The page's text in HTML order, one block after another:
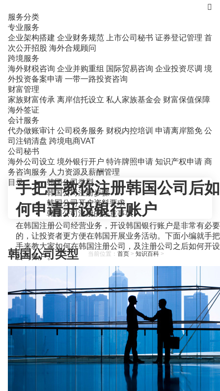

服务分类
专业服务
企业架构搭建 企业财务规范 上市公司秘书 证券登记管理 首
次公开招股 海外合规顾问
跨境服务
海外财税咨询 企业并购重组 国际贸易咨询 企业投资尽调 境
外投资备案申请 一带一路投资咨询
财富管理
家族财富传承 离岸信托设立 私人家族基金会 财富保值保障
海外签证
会计服务
代办做账审计 公司税务服务 财税内控培训 申请离岸豁免 公
司注销清盘 跨境电商VAT
公司秘书
海外公司设立 境外银行开户 特许牌照申请 知识产权申请 商
务咨询服务 人力资源及薪酬管理
当前位置： 首页> 知识百科>
手把手教你注册韩国公司后如
何申请开设银行账户
在韩国注册公司经营业务，开设韩国银行账户是非常有必要
的，让投资者更方便在韩国开展业务活动。下面小编就手把
手来教大家如何在韩国注册公司，及注册公司之后如何开设
公司账户。
目录
韩国公司类型
韩国公司注册步骤
韩国公司开户资料要求
韩国公司注册的注意事项
韩国公司类型